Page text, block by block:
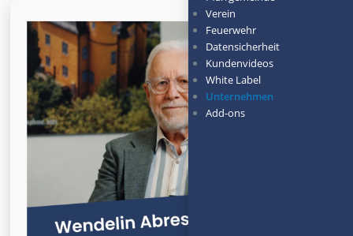
Verein
Feuerwehr
Datensicherheit
Kundenvideos
White Label
Unternehmen
Add-ons